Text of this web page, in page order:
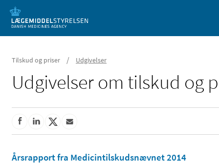
Mobil visning
Tilskud og priser / Udgivelser
Udgivelser om tilskud og
Årsrapport fra Medicintilskudsnævnet 2014